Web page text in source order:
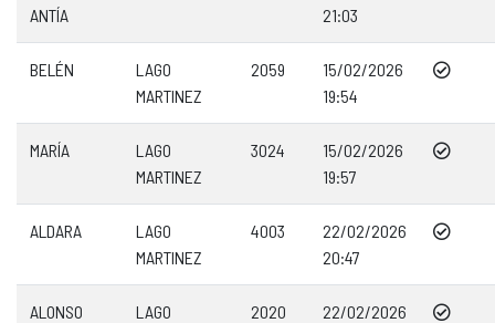
ANTÍA
21:03
BELÉN
LAGO
MARTINEZ
2059
15/02/2026
19:54
MARÍA
LAGO
MARTINEZ
3024
15/02/2026
19:57
ALDARA
LAGO
MARTINEZ
4003
22/02/2026
20:47
ALONSO
LAGO
2020
22/02/2026